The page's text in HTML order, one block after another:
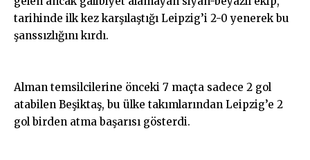
tarihinde ilk kez karşılaştığı Leipzig’i 2-0 yenerek bu
şanssızlığını kırdı.
Alman temsilcilerine önceki 7 maçta sadece 2 gol
atabilen Beşiktaş, bu ülke takımlarından Leipzig’e 2
gol birden atma başarısı gösterdi.